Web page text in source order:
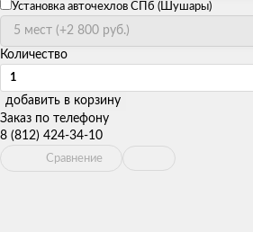
Установка авточехлов СПб (Шушары)
Количество
добавить в корзину
Заказ по телефону
8 (812) 424-34-10
Сравнение